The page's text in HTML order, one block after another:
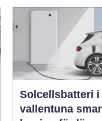
Solcellsbatteri i
vallentuna smart